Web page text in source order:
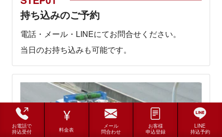
お電話で
持込受付
料金表
メール
問合わせ
お客様
申込登録
LINE
持込予約
持ち込みのご予約
電話・メール・LINEにてお問合せください。
当日のお持ち込みも可能です。